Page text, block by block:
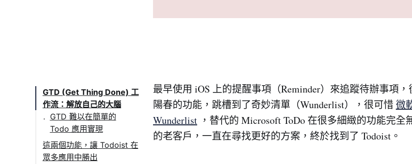
GTD (Get Thing Done) 工
作流：解放自己的大腦
GTD 難以在簡單的
Todo 應用實現
這兩個功能，讓 Todoist 在
眾多應用中勝出
最早使用 iOS 上的提醒事項（Reminder）來追蹤待辦事項
陽春的功能，跳槽到了奇妙清單（Wunderlist），很可惜微
Wunderlist ，替代的 Microsoft ToDo 在很多細緻的功能完
的老客戶，一直在尋找更好的方案，終於找到了 Todoist。